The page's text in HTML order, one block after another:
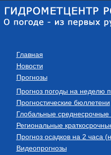
Главная
Новости
Прогнозы
Прогноз погоды на неделю
Прогностические бюллетени
Глобальные среднесрочные
Региональные
Прогноз осадков на 2 часа
Видеопрогнозы